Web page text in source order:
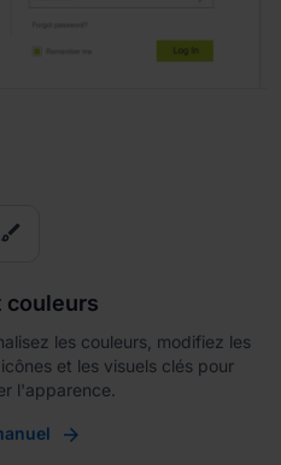
brush
couleurs
les couleurs, modifiez les
et les visuels clés pour
l'apparence.